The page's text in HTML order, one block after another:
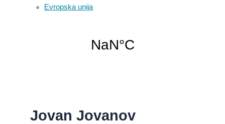
Evropska unija
Jovan Jovanov